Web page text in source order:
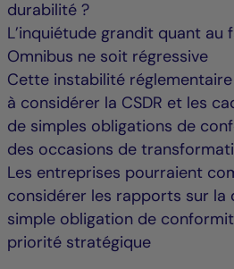
durabilité ?
L’inquiétude grandit quant au
Omnibus ne soit régressive
Cette instabilité
à considérer la CSDR et les
de simples obligations de
des occasions de
Les entreprises pourraient
considérer les rapports sur la
simple obligation de
priorité stratégique